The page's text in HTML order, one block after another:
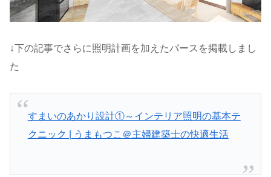
↓下の記事でさらに照明計画を加えたパースを掲載しまし
た
すまいのあかり設計①～インテリア照明の基本テ
クニック | うまもつこ＠主婦建築士の快適生活